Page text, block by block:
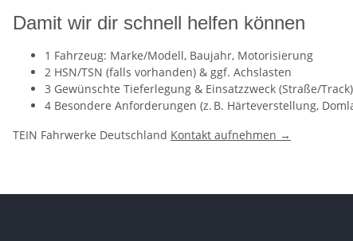
Damit wir dir schnell helfen können
1 Fahrzeug: Marke/Modell, Baujahr, Motorisierung
2 HSN/TSN (falls vorhanden) & ggf. Achslasten
3 Gewünschte Tieferlegung & Einsatzzweck (Straße/Track)
4 Besondere Anforderungen (z. B. Härteverstellung,
TEIN Fahrwerke Deutschland Kontakt aufnehmen →